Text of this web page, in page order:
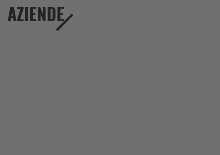
AZIENDE